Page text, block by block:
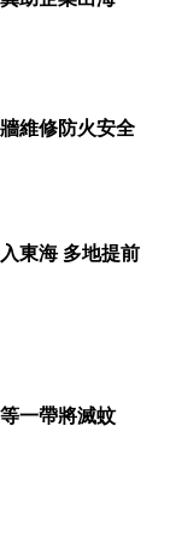
維修防火安全
東海 多地提前
一帶將滅蚊